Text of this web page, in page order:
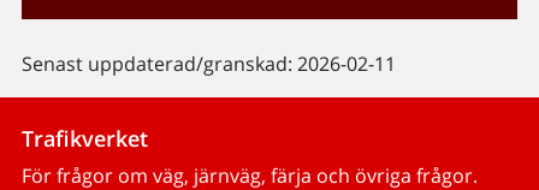
Senast uppdaterad/granskad: 2026-02-11
Trafikverket
För frågor om väg, järnväg, färja och övriga frågor.